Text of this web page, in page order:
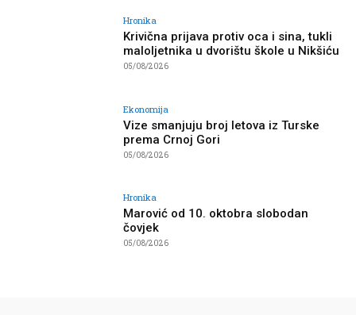
Hronika
Krivična prijava protiv oca i sina, tukli
maloljetnika u dvorištu škole u Nikšiću
05/08/2026
Ekonomija
Vize smanjuju broj letova iz Turske
prema Crnoj Gori
05/08/2026
Hronika
Marović od 10. oktobra slobodan
čovjek
05/08/2026